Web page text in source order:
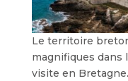
Le territoire
magnifiques dans
visite en